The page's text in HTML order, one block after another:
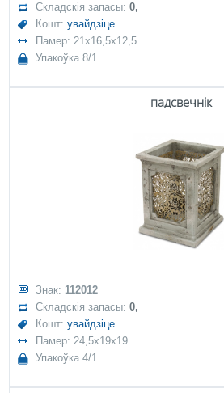
Складскія запасы:0,
Кошт:увайдзіце
Памер: 21x16,5x12,5
Упакоўка 8/1
падсвечнік
Знак: 112012
Складскія запасы:0,
Кошт:увайдзіце
Памер: 24,5x19x19
Упакоўка 4/1